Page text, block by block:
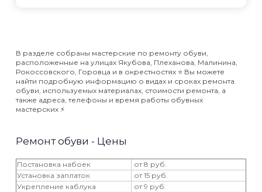
В разделе собраны мастерские по ремонту обуви,
расположенные на улицах Якубова, Плеханова, Малинина,
Рокоссовского, Горовца и в окрестностях ⭐️ Вы можете
найти подробную информацию о видах и сроках ремонта
обуви, используемых материалах, стоимости ремонта, а
также адреса, телефоны и время работы обувных
мастерских ⚡️
Ремонт обуви - Цены
Постановка набоек
от 8 руб.
Установка заплаток
от 15 руб.
Укрепление каблука
от 9 руб.